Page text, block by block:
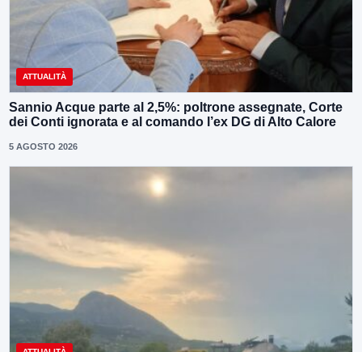
ATTUALITÀ
Sannio Acque parte al 2,5%: poltrone assegnate, Corte
dei Conti ignorata e al comando l’ex DG di Alto Calore
5 AGOSTO 2026